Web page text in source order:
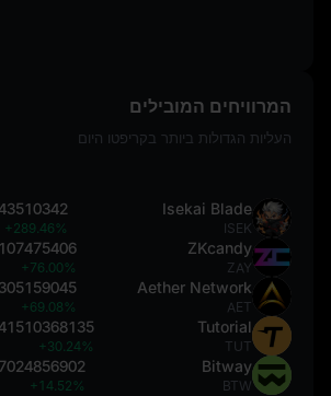
המרוויחים המובילים
העליות הגדולות ביותר בקריפטו היום
Isekai Blade
ISEK
+289.46%
ZKcandy
ZAY
+76.00%
Aether Network
AET
+69.08%
Tutorial
TUT
+30.24%
Bitway
BTW
+14.52%